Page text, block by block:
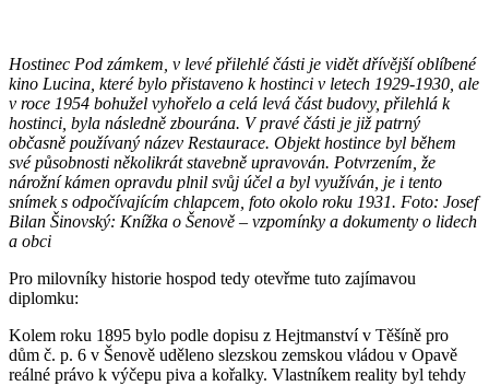
Hostinec Pod zámkem, v levé přilehlé části je vidět dřívější oblíbené
kino Lucina, které bylo přistaveno k hostinci v letech 1929-1930, ale
v roce 1954 bohužel vyhořelo a celá levá část budovy, přilehlá k
hostinci, byla následně zbourána. V pravé části je již patrný
občasně používaný název Restaurace. Objekt hostince byl během
své působnosti několikrát stavebně upravován. Potvrzením, že
nárožní kámen opravdu plnil svůj účel a byl využíván, je i tento
snímek s odpočívajícím chlapcem, foto okolo roku 1931. Foto: Josef
Bilan Šinovský: Knížka o Šenově – vzpomínky a dokumenty o lidech
a obci
Pro milovníky historie hospod tedy otevřme tuto zajímavou
diplomku:
Kolem roku 1895 bylo podle dopisu z Hejtmanství v Těšíně pro
dům č. p. 6 v Šenově uděleno slezskou zemskou vládou v Opavě
reálné právo k výčepu piva a kořalky. Vlastníkem reality byl tehdy